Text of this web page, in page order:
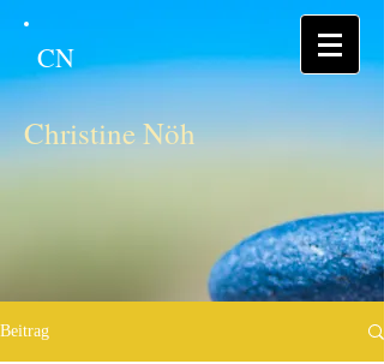
CN
Christine Nöh
Beitrag